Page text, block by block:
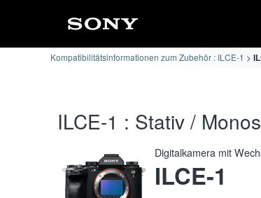
Kompatibilitätsinformationen zum Zubehör : ILCE-1
ILCE-1 : Stativ /
Digitalkamera mit
ILCE-1